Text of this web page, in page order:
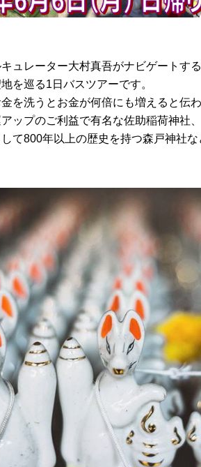
ュレーター大村真吾がナビゲートする
を巡る1日バスツアーです。
を洗うとお金が何倍にも増えると伝
ップのご利益で有名な佐助稲荷神社
て800年以上の歴史を持つ森戸神社